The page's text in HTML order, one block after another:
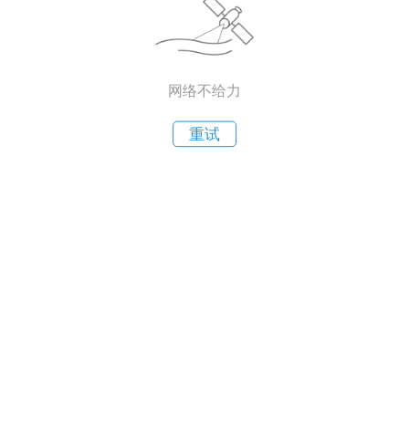
网络不给力
重试